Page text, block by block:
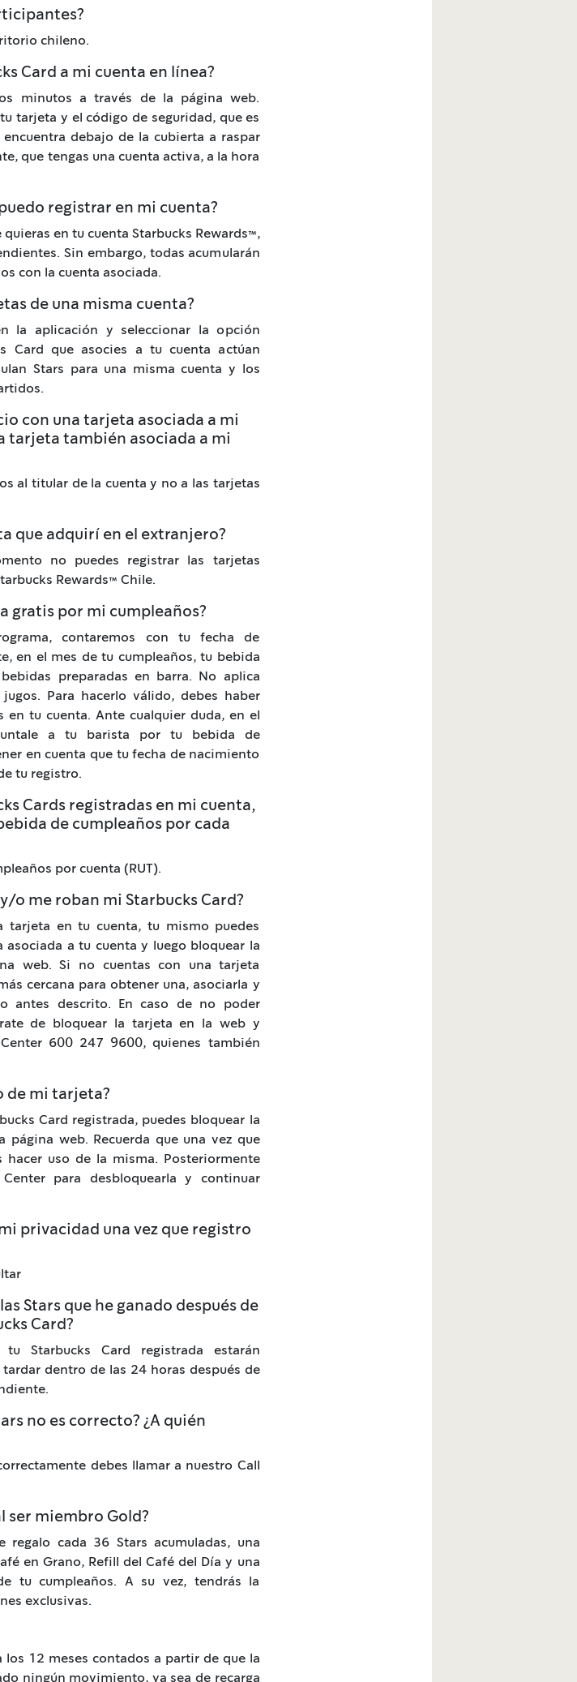
chileno.
Card a mi cuenta en línea?
minutos a través de la página web.
tarjeta y el código de seguridad, que es
debajo de la cubierta a raspar
que tengas una cuenta activa, a la hora
registrar en mi cuenta?
en tu cuenta Starbucks Rewards™,
Sin embargo, todas acumularán
con la cuenta asociada.
de una misma cuenta?
la aplicación y seleccionar la opción
Card que asocies a tu cuenta actúan
Stars para una misma cuenta y los
con una tarjeta asociada a mi
tarjeta también asociada a mi
al titular de la cuenta y no a las tarjetas
que adquirí en el extranjero?
no puedes registrar las tarjetas
Rewards™ Chile.
gratis por mi cumpleaños?
contaremos con tu fecha de
en el mes de tu cumpleaños, tu bebida
preparadas en barra. No aplica
Para hacerlo válido, debes haber
en tu cuenta. Ante cualquier duda, en el
a tu barista por tu bebida de
en cuenta que tu fecha de nacimiento
tu registro.
Cards registradas en mi cuenta,
de cumpleaños por cada
por cuenta (RUT).
o me roban mi Starbucks Card?
tarjeta en tu cuenta, tu mismo puedes
a tu cuenta y luego bloquear la
web. Si no cuentas con una tarjeta
cercana para obtener una, asociarla y
antes descrito. En caso de no poder
de bloquear la tarjeta en la web y
600 247 9600, quienes también
de mi tarjeta?
Card registrada, puedes bloquear la
página web. Recuerda que una vez que
uso de la misma. Posteriormente
para desbloquearla y continuar
privacidad una vez que registro
Stars que he ganado después de
Card?
Starbucks Card registrada estarán
dentro de las 24 horas después de
no es correcto? ¿A quién
debes llamar a nuestro Call
ser miembro Gold?
regalo cada 36 Stars acumuladas, una
en Grano, Refill del Café del Día y una
tu cumpleaños. A su vez, tendrás la
exclusivas.
los 12 meses contados a partir de que la
ningún movimiento, ya sea de recarga